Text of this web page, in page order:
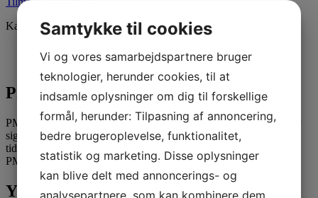
Kategori:PMI Scheduling Professional (PMI-SP)®
Beskrivelse
Yderligere Information
Produktbeskrivelse
PMIs Scheduling Professional (PMI-SP)® certificering henvender
sig til personer, der ønsker at blive klædt på til at kunne
tidsplanlægge efter international best practice samt forberedelse til
PMIs Scheduling Professional certificeringseksamen.
Yderligere Information
Samtykke til cookies
Vi og vores samarbejdspartnere bruger
teknologier, herunder cookies, til at
indsamle oplysninger om dig til forskellige
formål, herunder: Tilpasning af annoncering,
bedre brugeroplevelse, funktionalitet,
statistik og marketing. Disse oplysninger
kan blive delt med annoncerings- og
analysepartnere, som kan kombinere dem